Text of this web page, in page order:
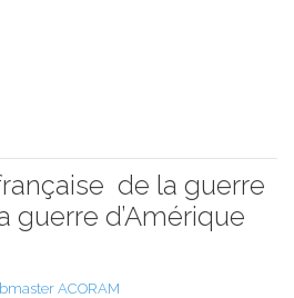
de la guerre
guerre d’Amérique
ACORAM